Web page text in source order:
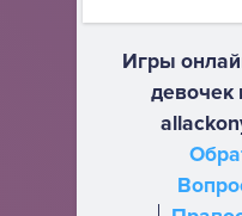
Игры
девочек